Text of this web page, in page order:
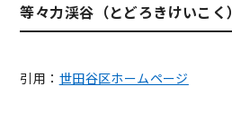
等々力渓谷（とどろきけいこく）
引用： 世田谷区ホームページ